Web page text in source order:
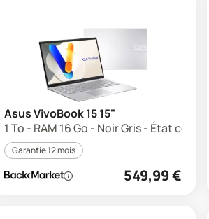
Asus VivoBook 15 15"
1 To - RAM 16 Go - Noir Gris - État correct
Garantie 12 mois
549,99€